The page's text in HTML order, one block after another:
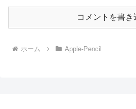
コメントを書き
ホーム Apple-Pencil